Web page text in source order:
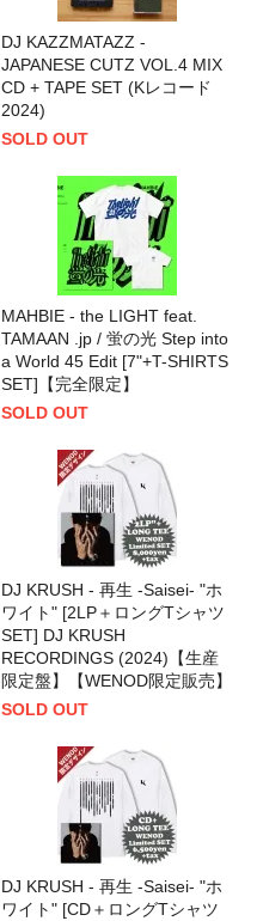
DJ KAZZMATAZZ -
JAPANESE CUTZ VOL.4 MIX
CD + TAPE SET (Kレコード
2024)
SOLD OUT
MAHBIE - the LIGHT feat.
TAMAAN .jp / 蛍の光 Step into
a World 45 Edit [7"+T-SHIRTS
SET]【完全限定】
SOLD OUT
DJ KRUSH - 再生 -Saisei- "ホ
ワイト" [2LP＋ロングTシャツ
SET] DJ KRUSH
RECORDINGS (2024)【生産
限定盤】【WENOD限定販売】
SOLD OUT
DJ KRUSH - 再生 -Saisei- "ホ
ワイト" [CD＋ロングTシャツ